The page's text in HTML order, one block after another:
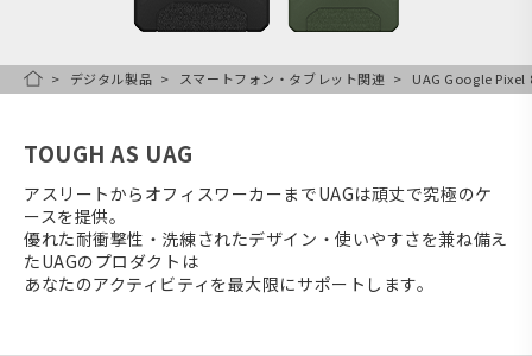
HOMEデジタル製品 スマートフォン・タブレット関連 UAG Google Pixel
TOUGH AS UAG
アスリートからオフィスワーカーまでUAGは頑丈で究極のケ
ースを提供。
優れた耐衝撃性・洗練されたデザイン・使いやすさを兼ね備え
たUAGのプロダクトは
あなたのアクティビティを最大限にサポートします。